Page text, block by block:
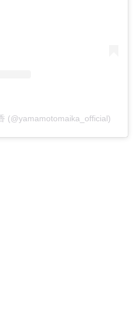
(@yamamotomaika_official)